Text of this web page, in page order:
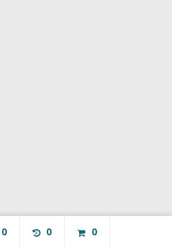
0 0 0